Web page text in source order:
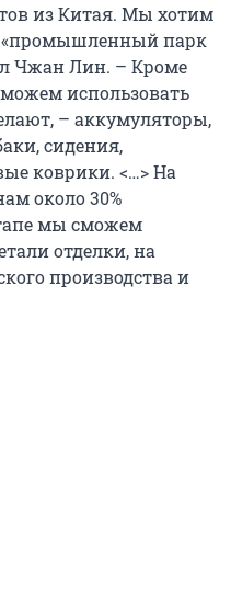
из Китая. Мы хотим
«промышленный парк
Чжан Лин. – Кроме
использовать
– аккумуляторы,
сидения,
коврики. <…> На
около 30%
мы сможем
отделки, на
производства и